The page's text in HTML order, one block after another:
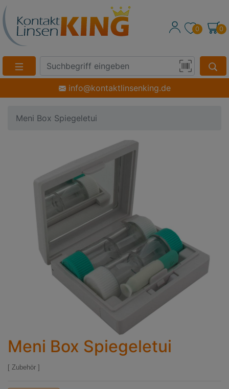
Suche
Eingabefeld
Produktsuche
Scan
0 0
info@kontaktlinsenking.de
Meni Box Spiegeletui
Meni Box Spiegeletui
Zubehör